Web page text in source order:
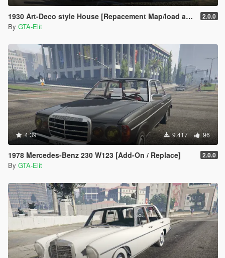
1930 Art-Deco style House [Repacement Map/load as vehicle] 2.0.0
By GTA-Elit
4.39 9.417 96
1978 Mercedes-Benz 230 W123 [Add-On / Replace] 2.0.0
By GTA-Elit